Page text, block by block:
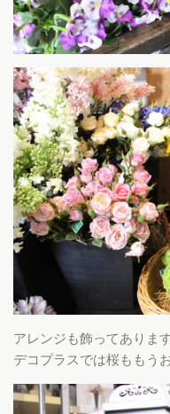
アレンジも飾ってありま
デコプラスでは桜ももう